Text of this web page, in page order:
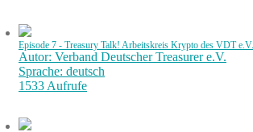
Episode 7 - Treasury Talk! Arbeitskreis Krypto des VDT e.V.
Autor: Verband Deutscher Treasurer e.V.
Sprache: deutsch
1533 Aufrufe